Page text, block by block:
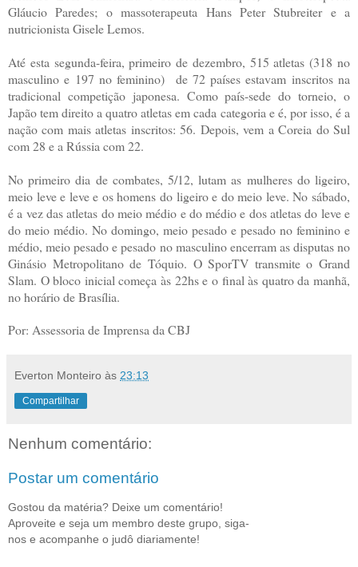
Gláucio Paredes; o massoterapeuta Hans Peter Stubreiter e a
nutricionista Gisele Lemos.
Até esta segunda-feira, primeiro de dezembro, 515 atletas (318 no
masculino e 197 no feminino) de 72 países estavam inscritos na
tradicional competição japonesa. Como país-sede do torneio, o
Japão tem direito a quatro atletas em cada categoria e é, por isso, é a
nação com mais atletas inscritos: 56. Depois, vem a Coreia do Sul
com 28 e a Rússia com 22.
No primeiro dia de combates, 5/12, lutam as mulheres do ligeiro,
meio leve e leve e os homens do ligeiro e do meio leve. No sábado,
é a vez das atletas do meio médio e do médio e dos atletas do leve e
do meio médio. No domingo, meio pesado e pesado no feminino e
médio, meio pesado e pesado no masculino encerram as disputas no
Ginásio Metropolitano de Tóquio. O SporTV transmite o Grand
Slam. O bloco inicial começa às 22hs e o final às quatro da manhã,
no horário de Brasília.
Por: Assessoria de Imprensa da CBJ
Everton Monteiro às 23:13
Compartilhar
Nenhum comentário:
Postar um comentário
Gostou da matéria? Deixe um comentário!
Aproveite e seja um membro deste grupo, siga-
nos e acompanhe o judô diariamente!